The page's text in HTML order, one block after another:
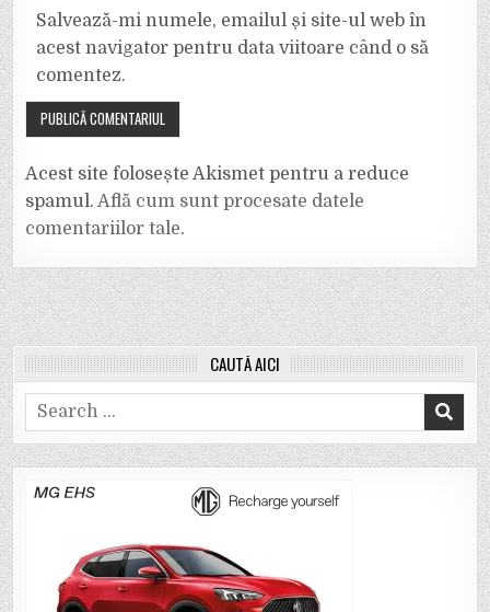
Salvează-mi numele, emailul și site-ul web în
acest navigator pentru data viitoare când o să
comentez.
Acest site folosește Akismet pentru a reduce
spamul.Află cum sunt procesate datele
comentariilor tale.
CAUTĂ AICI
Search
for: